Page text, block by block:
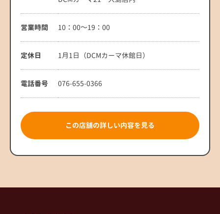
営業時間 10：00～19：00
定休日 1月1日（DCMカーマ休館日）
電話番号 076-655-0366
この店舗の詳しい内容を見る